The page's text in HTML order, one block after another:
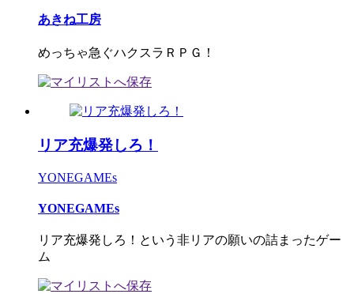
あきね工房
めっちゃ急ぐハクスラＲＰＧ！
リア充爆発しろ！
YONEGAMEs
YONEGAMEs
リア充爆発しろ！という非リアの願いの詰まったゲー
ム